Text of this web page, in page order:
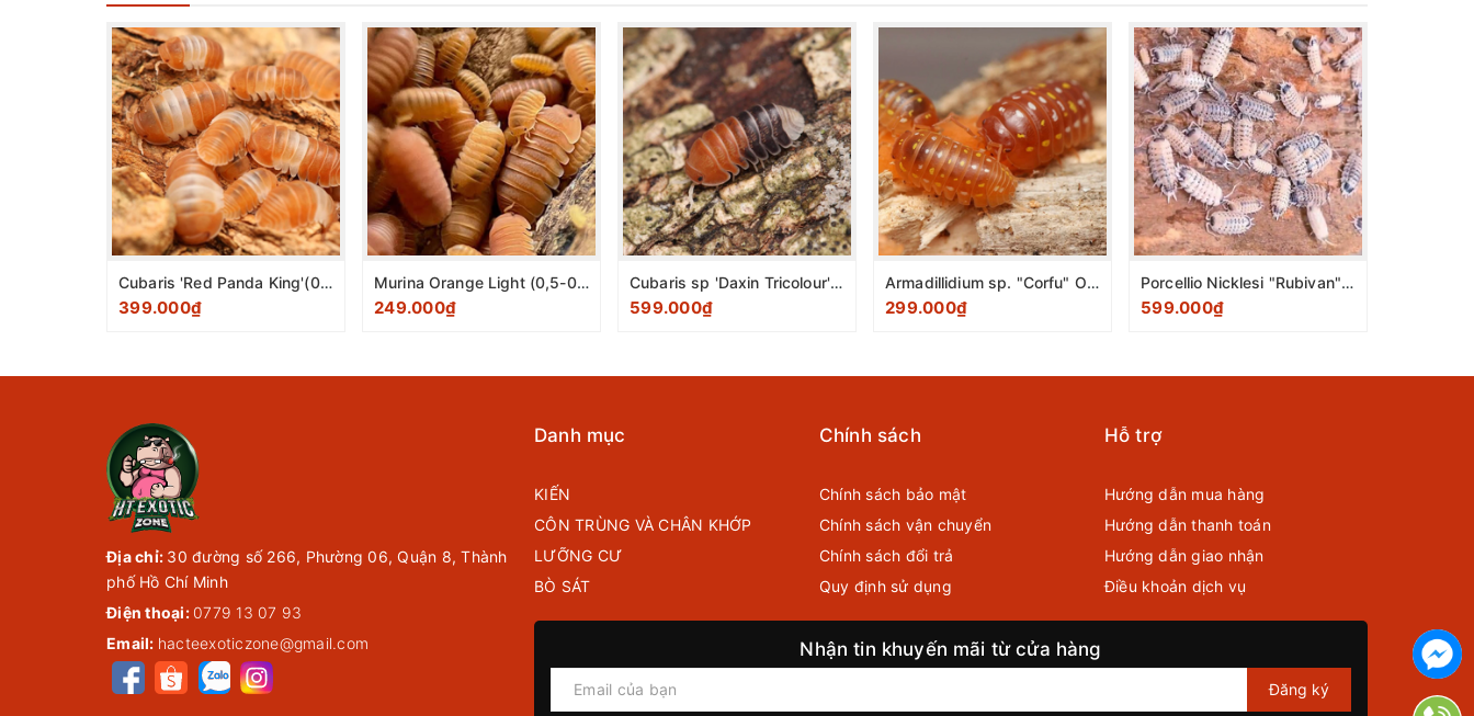
Cubaris 'Red Panda King'(0,5-0,8cm) pack 10 con
399.000₫
Murina Orange Light (0,5-0,8cm) pack 10 con
249.000₫
Cubaris sp 'Daxin Tricolour'(0,5-0,8cm) pack 10 con
599.000₫
Armadillidium sp. "Corfu" Orange (0,5-0,8cm) pack 10 con
299.000₫
Porcellio Nicklesi "Rubivan" (0,5-0,8cm) pack 10 con
599.000₫
Địa chỉ: 30 đường số 266, Phường 06, Quận 8, Thành
phố Hồ Chí Minh
Điện thoại: 0779 13 07 93
Email: hacteexoticzone@gmail.com
Danh mục
KIẾN
CÔN TRÙNG VÀ CHÂN KHỚP
LƯỠNG CƯ
BÒ SÁT
Chính sách
Chính sách bảo mật
Chính sách vận chuyển
Chính sách đổi trả
Quy định sử dụng
Hỗ trợ
Hướng dẫn mua hàng
Hướng dẫn thanh toán
Hướng dẫn giao nhận
Điều khoản dịch vụ
Nhận tin khuyến mãi từ cửa hàng
Đăng ký